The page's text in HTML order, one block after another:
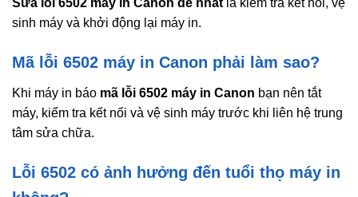
Sửa lỗi 6502 máy in Canon dễ nhất là kiểm tra kết nối, vệ
sinh máy và khởi động lại máy in.
Mã lỗi 6502 máy in Canon phải làm sao?
Khi máy in báo mã lỗi 6502 máy in Canon bạn nên tắt
máy, kiểm tra kết nối và vệ sinh máy trước khi liên hệ trung
tâm sửa chữa.
Lỗi 6502 có ảnh hưởng đến tuổi thọ máy in